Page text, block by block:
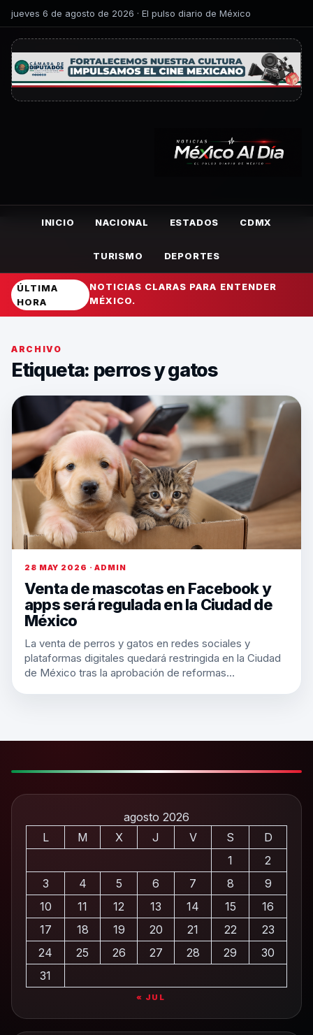
jueves 6 de agosto de 2026 · El pulso diario de México
INICIO NACIONAL ESTADOS CDMX
TURISMO DEPORTES
ÚLTIMA
HORA
NOTICIAS CLARAS PARA ENTENDER
MÉXICO.
ARCHIVO
Etiqueta: perros y gatos
28 MAY 2026 · ADMIN
Venta de mascotas en Facebook y
apps será regulada en la Ciudad de
México
La venta de perros y gatos en redes sociales y
plataformas digitales quedará restringida en la Ciudad
de México tras la aprobación de reformas…
agosto 2026
L
M X J V S
D
1
2
3
4 5 6 7 8
9
10
11 12 13 14 15
16
17
18 19 20 21 22
23
24
25 26 27 28 29
30
31
« JUL